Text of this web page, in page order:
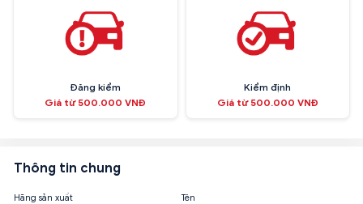
Đăng kiểm
Giá từ 500.000 VNĐ
Kiểm định
Giá từ 500.000 VNĐ
Thông tin chung
Hãng sản xuất Tên